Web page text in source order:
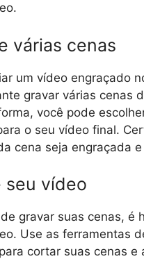
várias cenas
um vídeo engraçado
gravar várias cenas
você pode
o seu vídeo final.
cena seja engraçada
seu vídeo
gravar suas cenas, é
Use as ferramentas
cortar suas cenas e